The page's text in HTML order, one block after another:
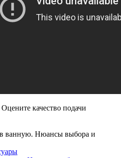
качество подачи